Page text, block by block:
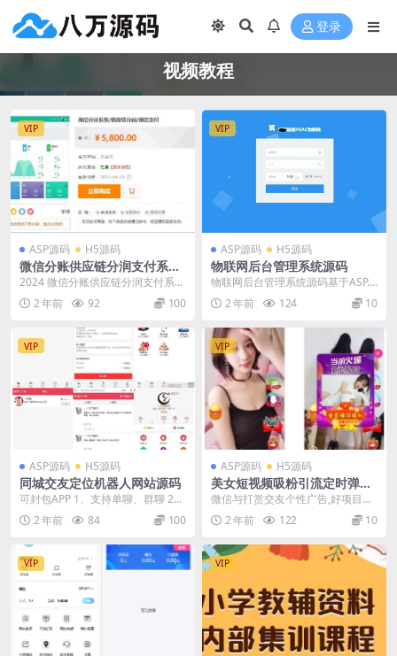
登录
视频教程
VIP
ASP源码 H5源码
微信分账供应链分润支付系统
源码
2024 微信分账供应链分润支付系统
源码
2 年前 92 100
VIP
ASP源码 H5源码
物联网后台管理系统源码
物联网后台管理系统源码基于ASP.N
ET内核，提供卓越的性能和功能。
此外，我们...
2 年前 124 10
VIP
ASP源码 H5源码
同城交友定位机器人网站源码
可封包APP 1、支持单聊、群聊 2、
支持发动态，类似朋友圈 3、支持
附近的人导...
2 年前 84 100
VIP
ASP源码 H5源码
美女短视频吸粉引流定时弹窗
源码
微信与打赏交友个性广告,好项目带
后台 不一样的体验，手机端带+微
信+打赏广告，引...
2 年前 122 10
VIP VIP